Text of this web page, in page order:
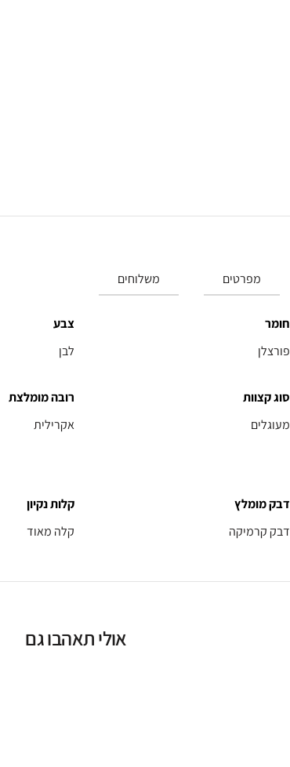
מפרטים משלוחים
חומר
פורצלן
צבע
לבן
סוג קצוות
מעוגלים
רובה מומלצת
אקרילית
דבק מומלץ
דבק קרמיקה
קלות נקיון
קלה מאוד
אולי תאהבו גם